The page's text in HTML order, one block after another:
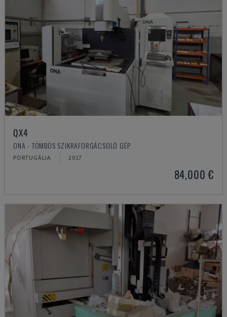
QX4
ONA - TÖMBÖS SZIKRAFORGÁCSOLÓ GÉP
PORTUGÁLIA 2017
84,000 €